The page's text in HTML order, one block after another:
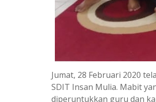
Jumat, 28 Februari 2020
SDIT Insan Mulia. Mabit
diperuntukkan guru dan